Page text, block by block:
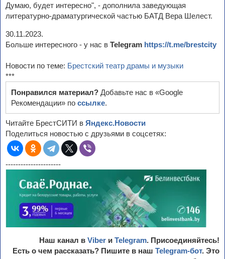
Думаю, будет интересно", - дополнила заведующая
литературно-драматургической частью БАТД Вера Шелест.
30.11.2023.
Больше интересного - у нас в Telegram https://t.me/brestcity
Новости по теме: Брестский театр драмы и музыки
***
Понравился материал? Добавьте нас в «Google
Рекомендации» по ссылке.
Читайте БрестСИТИ в Яндекс.Новости
Поделиться новостью с друзьями в соцсетях:
----------------------
Наш канал в Viber и Telegram. Присоединяйтесь!
Есть о чем рассказать? Пишите в наш Telegram-бот. Это